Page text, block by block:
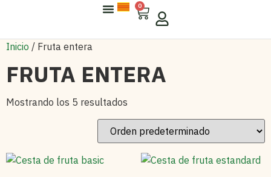
0
Inicio / Fruta entera
FRUTA ENTERA
Mostrando los 5 resultados